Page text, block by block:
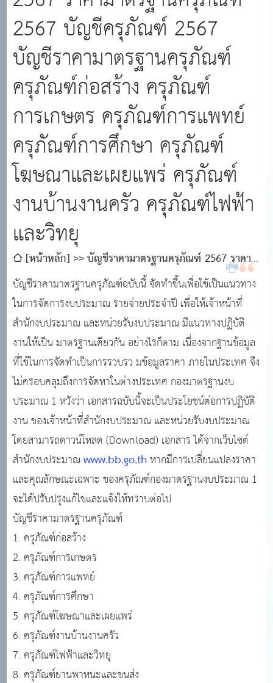
2567 บัญชีครุภัณฑ์ 2567
บัญชีราคามาตรฐานครุภัณฑ์
ครุภัณฑ์ก่อสร้าง ครุภัณฑ์
การเกษตร ครุภัณฑ์การแพทย์
ครุภัณฑ์การศึกษา ครุภัณฑ์
โฆษณาและเผยแพร่ ครุภัณฑ์
งานบ้านงานครัว ครุภัณฑ์ไฟฟ้า
และวิทยุ
[หน้าหลัก]
บัญชีราคามาตรฐานครุภัณฑ์ 2567 ราคา
มาตรฐานครุภัณฑ์ 2567 บัญชีครุภัณฑ์ 2567 บัญชีราคา
มาตรฐานครุภัณฑ์ ครุภัณฑ์ก่อสร้าง ครุภัณฑ์การเกษตร
ครุภัณฑ์การแพทย์ ครุภัณฑ์การศึกษา ครุภัณฑ์โฆษณาและ
เผยแพร่ ครุภัณฑ์งานบ้านงานครัว ครุภัณฑ์ไฟฟ้าและวิทยุ
บัญชีราคามาตรฐานครุภัณฑ์ฉบับนี้ จัดทำขึ้นเพื่อใช้เป็นแนวทาง
ในการจัดการงบประมาณ รายจ่ายประจำปี เพื่อให้เจ้าหน้าที่
สำนักงบประมาณ และหน่วยรับงบประมาณ มีแนวทางปฏิบัติ
งานให้เป็น มาตรฐานเดียวกัน อย่างไรก็ตาม เนื่องจากฐานข้อมูล
ที่ใช้ในการจัดทำเป็นการรวบรว มข้อมูลราคา ภายในประเทศ จึง
ไม่ครอบคลุมถึงการจัดหาในต่างประเทศ กองมาตรฐานงบ
ประมาณ 1 หวังว่า เอกสารฉบับนี้จะเป็นประโยชน์ต่อการปฏิบัติ
งาน ของเจ้าหน้าที่สำนักงบประมาณ และหน่วยรับงบประมาณ
โดยสามารถดาวน์โหลด (Download) เอกสาร ได้จากเว็บไซต์
สำนักงบประมาณwww.bb.go.thหากมีการเปลี่ยนแปลงราคา
และคุณลักษณะเฉพาะ ของครุภัณฑ์กองมาตรฐานงบประมาณ 1
จะได้ปรับปรุงแก้ไขและแจ้งให้ทราบต่อไป
บัญชีราคามาตรฐานครุภัณฑ์
1. ครุภัณฑ์ก่อสร้าง
2. ครุภัณฑ์การเกษตร
3. ครุภัณฑ์การแพทย์
4. ครุภัณฑ์การศึกษา
5. ครุภัณฑ์โฆษณาและเผยแพร่
6. ครุภัณฑ์งานบ้านงานครัว
7. ครุภัณฑ์ไฟฟ้าและวิทยุ
8. ครุภัณฑ์ยานพาหนะและขนส่ง